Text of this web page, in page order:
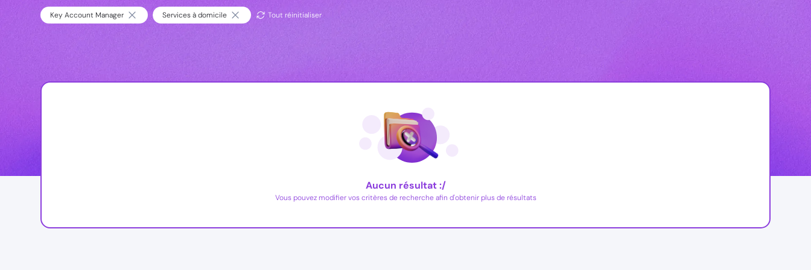
Key Account Manager Services à domicile Tout réinitialiser
Aucun résultat :/
Vous pouvez modifier vos critères de recherche afin d'obtenir plus de résultats